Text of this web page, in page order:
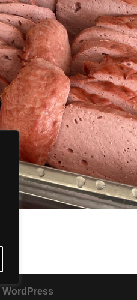
WordPress